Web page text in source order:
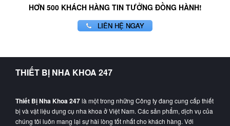
HƠN 500 KHÁCH HÀNG TIN TƯỞNG ĐỒNG HÀNH!
LIÊN HỆ NGAY
THIẾT BỊ NHA KHOA 247
Thiết Bị Nha Khoa 247là một trong những Công ty đang cung cấp thiết
bị và vật liệu dụng cụ nha khoa ở Việt Nam. Các sản phẩm, dịch vụ của
chúng tôi luôn mang lại sự hài lòng tốt nhất cho khách hàng. Với